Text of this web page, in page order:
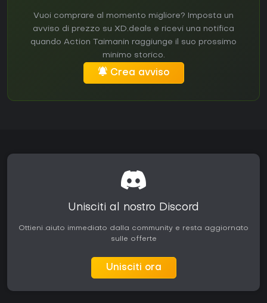
Vuoi comprare al momento migliore? Imposta un
avviso di prezzo su XD.deals e ricevi una notifica
quando Action Taimanin raggiunge il suo prossimo
minimo storico.
Crea avviso
Unisciti al nostro Discord
Ottieni aiuto immediato dalla community e resta aggiornato
sulle offerte
Unisciti ora